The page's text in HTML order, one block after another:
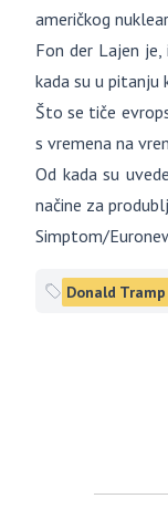
američkog
Fon der Lajen
kada su u pitanju
Što se tiče
s vremena na
Od kada su
načine za
Simptom/
Donald Tramp